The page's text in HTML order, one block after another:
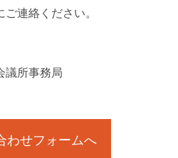
連絡ください。
議所事務局
わせフォームへ